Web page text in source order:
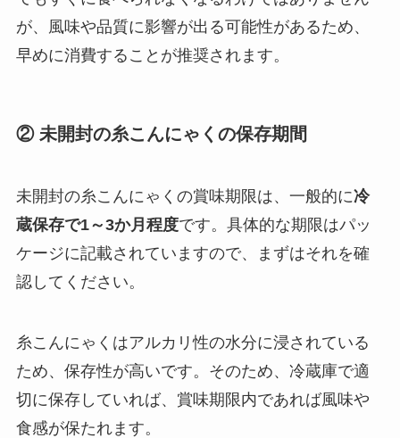
が、風味や品質に影響が出る可能性があるため、
早めに消費することが推奨されます。
② 未開封の糸こんにゃくの保存期間
未開封の糸こんにゃくの賞味期限は、一般的に冷
蔵保存で1～3か月程度です。具体的な期限はパッ
ケージに記載されていますので、まずはそれを確
認してください。
糸こんにゃくはアルカリ性の水分に浸されている
ため、保存性が高いです。そのため、冷蔵庫で適
切に保存していれば、賞味期限内であれば風味や
食感が保たれます。